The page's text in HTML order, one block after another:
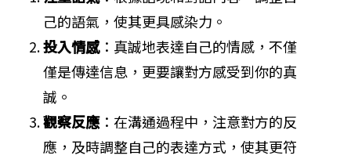
己的語氣，使其更具感染力。
投入情感：真誠地表達自己的情感，不僅
僅是傳達信息，更要讓對方感受到你的真
誠。
觀察反應：在溝通過程中，注意對方的反
應，及時調整自己的表達方式，使其更符